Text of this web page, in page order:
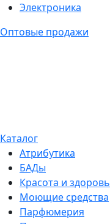
Электроника
Оптовые продажи
Каталог
Атрибутика
БАДы
Красота и
Моющие средства
Парфюмерия